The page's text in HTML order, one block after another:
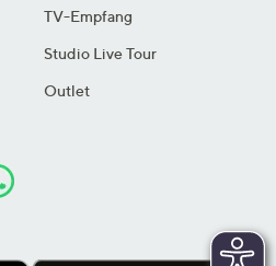
TV-Empfang
Studio Live Tour
Outlet